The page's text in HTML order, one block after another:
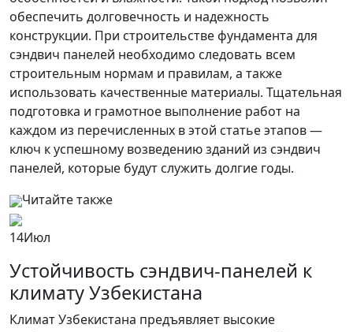
обеспечить долговечность и надежность
конструкции. При строительстве фундамента для
сэндвич панелей необходимо следовать всем
строительным нормам и правилам, а также
использовать качественные материалы. Тщательная
подготовка и грамотное выполнение работ на
каждом из перечисленных в этой статье этапов —
ключ к успешному возведению зданий из сэндвич
панелей, которые будут служить долгие годы.
Читайте также
14Июл
Устойчивость сэндвич-панелей к
климату Узбекистана
Климат Узбекистана предъявляет высокие